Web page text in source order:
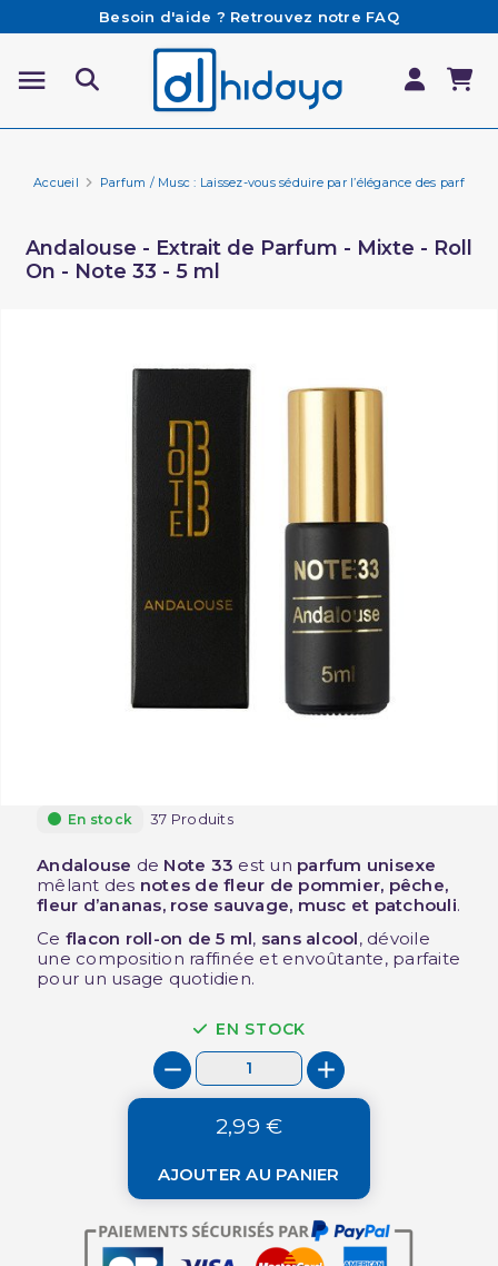
Besoin d'aide ? Retrouvez notre FAQ
Livraison offerte à partir de 65€ d'achat*
Les Commandes passées avant 15h (lun au Vend)
sont préparées et expédiées le jour même
Accueil Parfum / Musc : Laissez-vous séduire par l’élégance des parfums
Andalouse - Extrait de Parfum - Mixte - Roll
On - Note 33 - 5 ml
En stock 37 Produits
Andalouse de Note 33 est un parfum unisexe
mêlant des notes de fleur de pommier, pêche,
fleur d’ananas, rose sauvage, musc et patchouli.
Ce flacon roll-on de 5 ml, sans alcool, dévoile
une composition raffinée et envoûtante, parfaite
pour un usage quotidien.
EN STOCK
2,99 €
AJOUTER AU PANIER